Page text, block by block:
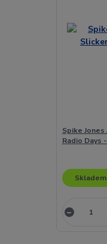
Spike
Radio Days
Skladem